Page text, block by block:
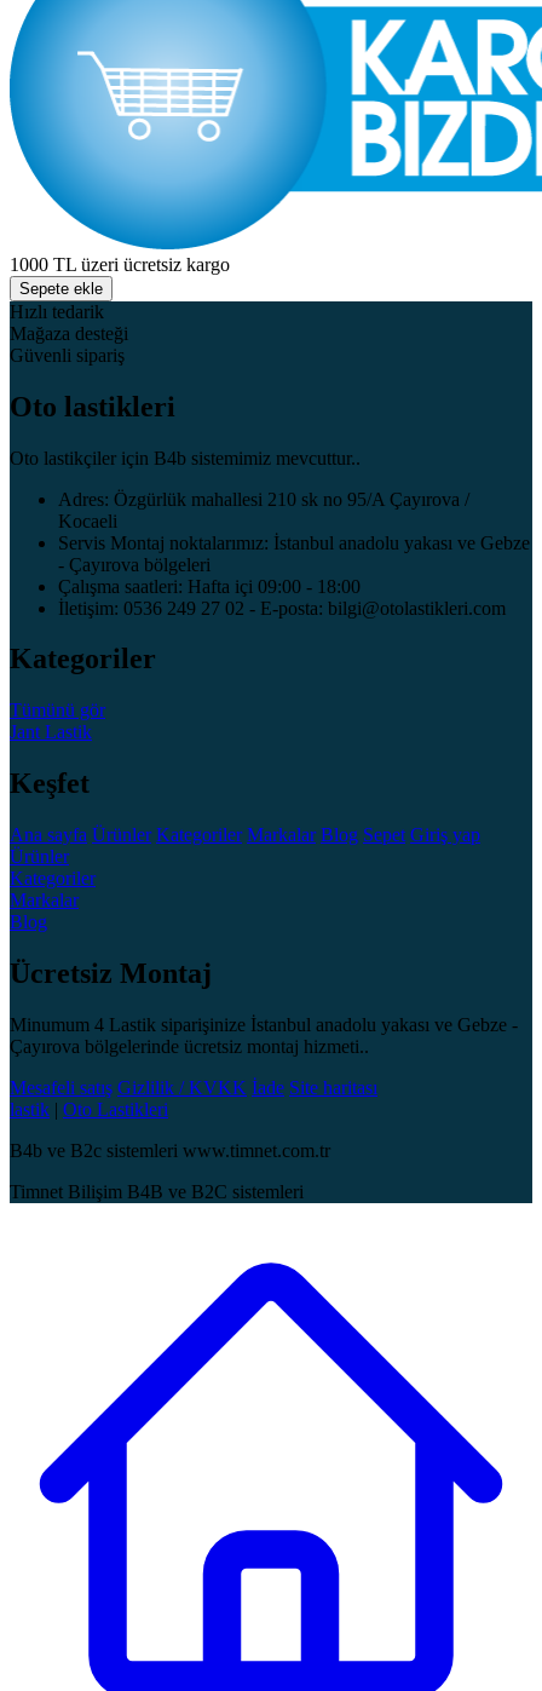
1000 TL üzeri ücretsiz kargo
Sepete ekle
Hızlı tedarik
Mağaza desteği
Güvenli sipariş
Oto lastikleri
Oto lastikçiler için B4b sistemimiz mevcuttur..
Adres: Özgürlük mahallesi 210 sk no 95/A Çayırova /
Kocaeli
Servis Montaj noktalarımız: İstanbul anadolu yakası ve Gebze
- Çayırova bölgeleri
Çalışma saatleri: Hafta içi 09:00 - 18:00
İletişim: 0536 249 27 02 - E-posta: bilgi@otolastikleri.com
Kategoriler
Tümünü gör
Jant Lastik
Keşfet
Ana sayfa Ürünler Kategoriler Markalar Blog Sepet Giriş yap
Ürünler
Kategoriler
Markalar
Blog
Ücretsiz Montaj
Minumum 4 Lastik siparişinize İstanbul anadolu yakası ve Gebze -
Çayırova bölgelerinde ücretsiz montaj hizmeti..
Mesafeli satış Gizlilik / KVKK İade Site haritası
lastik | Oto Lastikleri
B4b ve B2c sistemleri www.timnet.com.tr
Timnet Bilişim B4B ve B2C sistemleri